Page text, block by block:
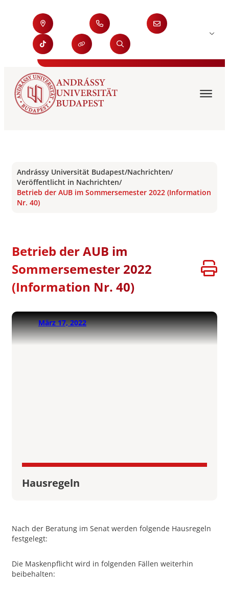
Andrássy Universität Budapest/Nachrichten/
Veröffentlicht in Nachrichten/
Betrieb der AUB im Sommersemester 2022 (Information
Nr. 40)
Betrieb der AUB im
Sommersemester 2022
(Information Nr. 40)
März 17, 2022
Hausregeln
Nach der Beratung im Senat werden folgende Hausregeln
festgelegt:
Die Maskenpflicht wird in folgenden Fällen weiterhin
beibehalten: